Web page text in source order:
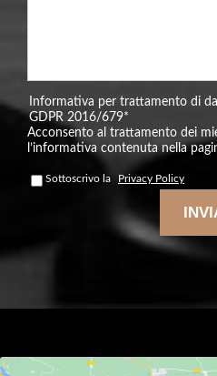
Informativa per trattamento di
GDPR 2016/679*
Acconsento al trattamento dei
l’informativa contenuta nella
Sottoscrivo la Privacy Policy